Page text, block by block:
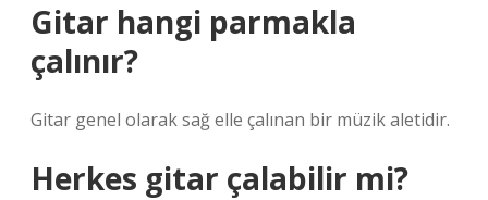
Gitar hangi parmakla
çalınır?
Gitar genel olarak sağ elle çalınan bir müzik aletidir.
Herkes gitar çalabilir mi?